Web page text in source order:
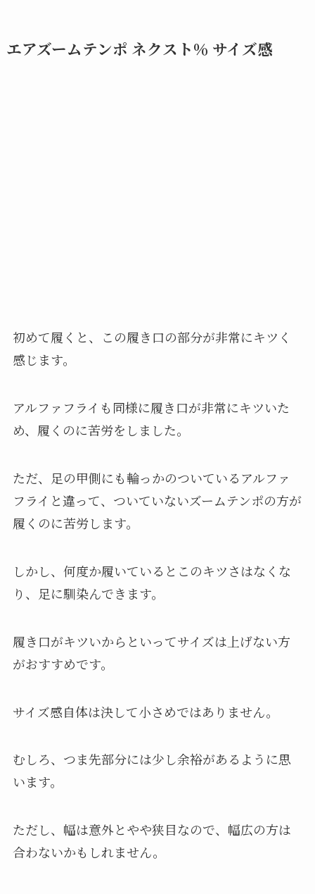
エアズームテンポ ネクスト％ サイズ感
初めて履くと、この履き口の部分が非常にキツく
感じます。
アルファフライも同様に履き口が非常にキツいた
め、履くのに苦労をしました。
ただ、足の甲側にも輪っかのついているアルファ
フライと違って、ついていないズームテンポの方が
履くのに苦労します。
しかし、何度か履いているとこのキツさはなくな
り、足に馴染んできます。
履き口がキツいからといってサイズは上げない方
がおすすめです。
サイズ感自体は決して小さめではありません。
むしろ、つま先部分には少し余裕があるように思
います。
ただし、幅は意外とやや狭目なので、幅広の方は
合わないかもしれません。